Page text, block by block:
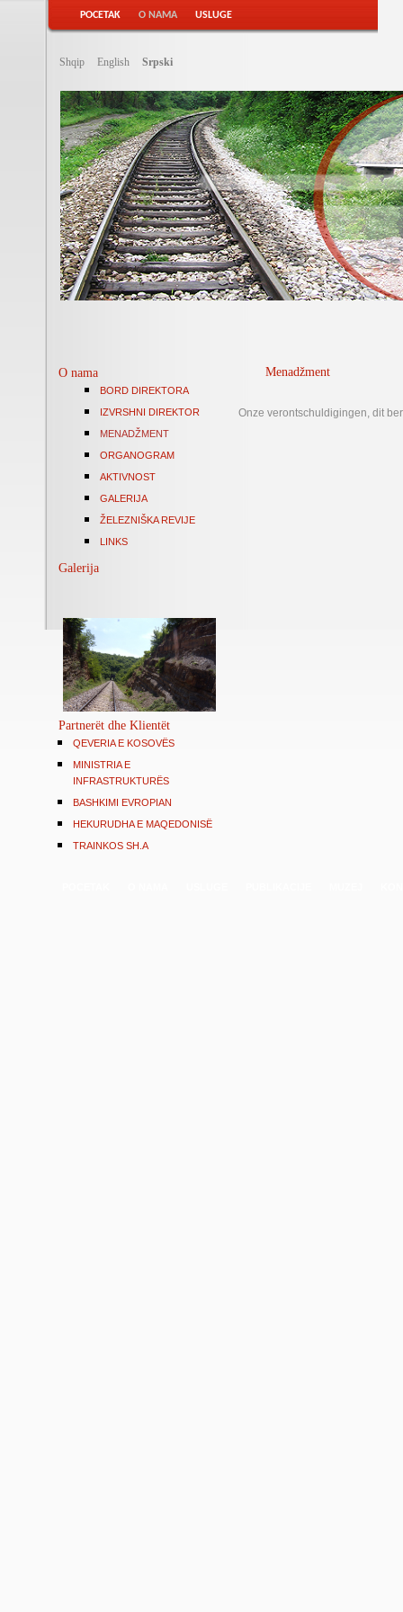
POCETAK O NAMA USLUGE
Shqip English Srpski
O nama
BORD DIREKTORA
IZVRSHNI DIREKTOR
MENADŽMENT
ORGANOGRAM
AKTIVNOST
GALERIJA
ŽELEZNIŠKA REVIJE
LINKS
Galerija
Partnerët dhe Klientët
QEVERIA E KOSOVËS
MINISTRIA E
INFRASTRUKTURËS
BASHKIMI EVROPIAN
HEKURUDHA E MAQEDONISË
TRAINKOS SH.A
Menadžment
Onze verontschuldigingen, dit